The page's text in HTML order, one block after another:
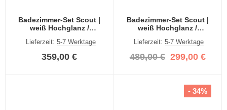
Badezimmer-Set Scout |
weiß Hochglanz /
Lieferzeit: 5-7 Werktage
359,00 €
Badezimmer-Set Scout |
weiß Hochglanz /
Lieferzeit:5-7 Werktage
489,00 € 299,00 €
- 34%